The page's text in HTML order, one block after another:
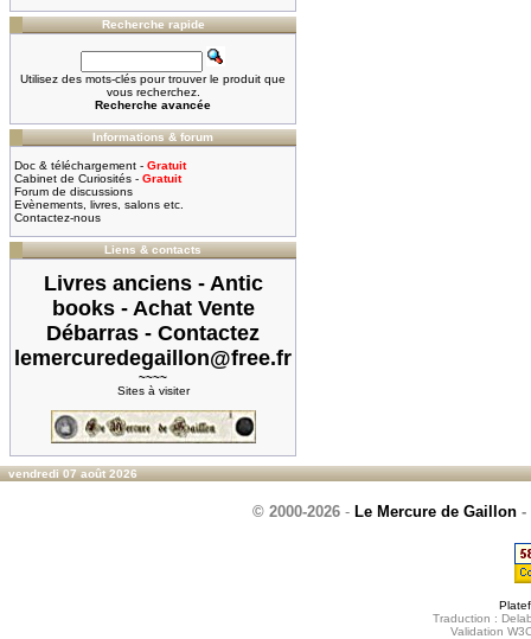
Recherche rapide
Utilisez des mots-clés pour trouver le produit que
vous recherchez.
Recherche avancée
Informations & forum
Doc & téléchargement - Gratuit
Cabinet de Curiosités - Gratuit
Forum de discussions
Evènements, livres, salons etc.
Contactez-nous
Liens & contacts
Livres anciens - Antic
books - Achat Vente
Débarras - Contactez
lemercuredegaillon@free.fr
~~~~
Sites à visiter
vendredi 07 août 2026
© 2000-2026 - Le Mercure de Gaillon -
Traduction :
Validation